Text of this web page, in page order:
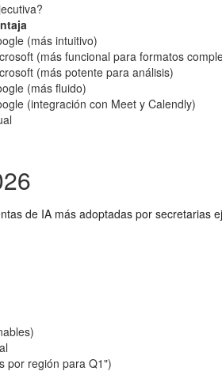
(más intuitivo)
(más funcional para formatos
(más potente para análisis)
(más fluido)
(integración con Meet y Calendly)
de IA más adoptadas por secretarias
por región para Q1")